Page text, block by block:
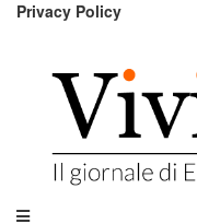
Privacy Policy